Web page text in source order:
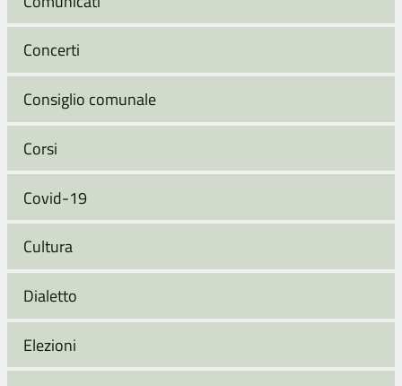
Concerti
Consiglio comunale
Corsi
Covid-19
Cultura
Dialetto
Elezioni